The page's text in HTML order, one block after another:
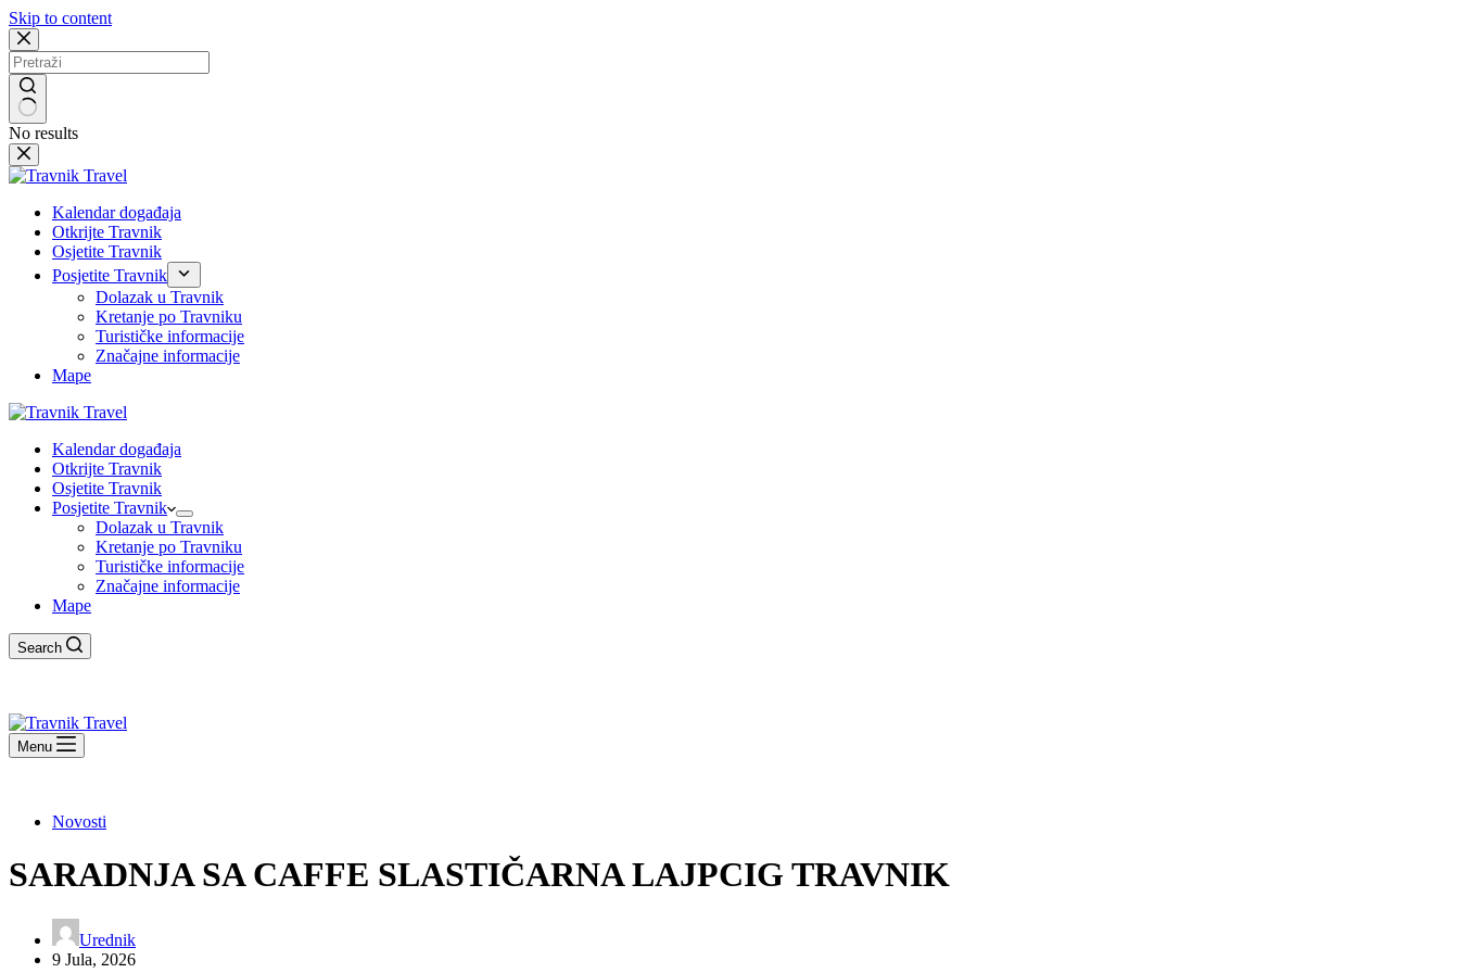
Skip to content
No results
Kalendar događaja
Otkrijte Travnik
Osjetite Travnik
Posjetite Travnik
Dolazak u Travnik
Kretanje po Travniku
Turističke informacije
Značajne informacije
Mape
Kalendar događaja
Otkrijte Travnik
Osjetite Travnik
Posjetite Travnik
Dolazak u Travnik
Kretanje po Travniku
Turističke informacije
Značajne informacije
Mape
Search
Menu
Novosti
SARADNJA SA CAFFE SLASTIČARNA LAJPCIG TRAVNIK
Urednik
9 Jula, 2026